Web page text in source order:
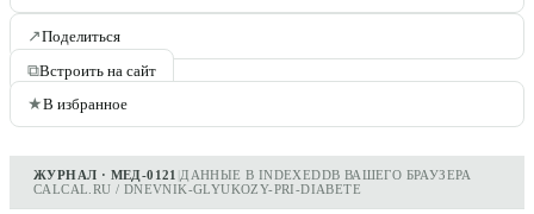
↗Поделиться
⧉Встроить на сайт
★В избранное
ЖУРНАЛ · МЕД-0121 |ДАННЫЕ В INDEXEDDB ВАШЕГО БРАУЗЕРА
CALCAL.RU / DNEVNIK-GLYUKOZY-PRI-DIABETE